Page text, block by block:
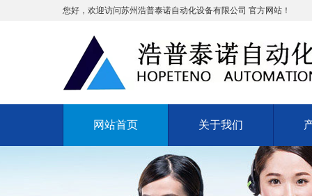
您好，欢迎访问苏州浩普泰诺自动化设备有限公司 官方网站！
网站首页 关于我们